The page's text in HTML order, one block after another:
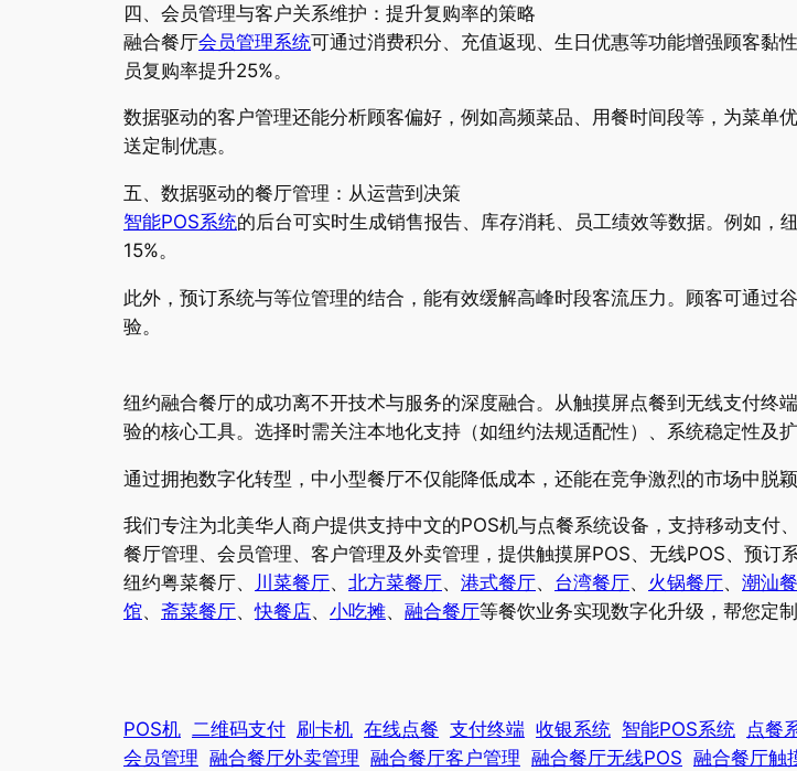
四、会员管理与客户关系维护：提升复购率的策略
融合餐厅会员管理系统可通过消费积分、充值返现、生日优惠等功能增强顾客黏
员复购率提升25%。
数据驱动的客户管理还能分析顾客偏好，例如高频菜品、用餐时间段等，为菜单
送定制优惠。
五、数据驱动的餐厅管理：从运营到决策
智能POS系统的后台可实时生成销售报告、库存消耗、员工绩效等数据。例如
15%。
此外，预订系统与等位管理的结合，能有效缓解高峰时段客流压力。顾客可通过
验。
纽约融合餐厅的成功离不开技术与服务的深度融合。从触摸屏点餐到无线支付终
验的核心工具。选择时需关注本地化支持（如纽约法规适配性）、系统稳定性及
通过拥抱数字化转型，中小型餐厅不仅能降低成本，还能在竞争激烈的市场中脱
我们专注为北美华人商户提供支持中文的POS机与点餐系统设备，支持移动支
餐厅管理、会员管理、客户管理及外卖管理，提供触摸屏POS、无线POS、预
纽约粤菜餐厅、 川菜餐厅、 北方菜餐厅、 港式餐厅、 台湾餐厅、 火锅餐厅、 潮汕
馆、 斋菜餐厅、快餐店、 小吃摊、 融合餐厅等餐饮业务实现数字化升级，帮您定
POS机 二维码支付 刷卡机 在线点餐 支付终端 收银系统 智能POS系统 点餐
会员管理 融合餐厅外卖管理 融合餐厅客户管理 融合餐厅无线POS 融合餐厅触